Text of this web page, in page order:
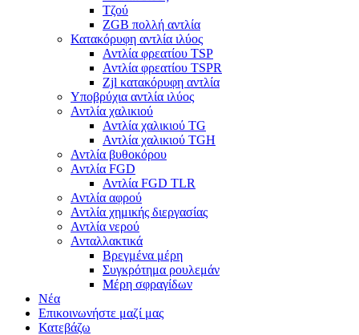
Τζού
ZGB πολλή αντλία
Κατακόρυφη αντλία ιλύος
Αντλία φρεατίου TSP
Αντλία φρεατίου TSPR
Zjl κατακόρυφη αντλία
Υποβρύχια αντλία ιλύος
Αντλία χαλικιού
Αντλία χαλικιού TG
Αντλία χαλικιού TGH
Αντλία βυθοκόρου
Αντλία FGD
Αντλία FGD TLR
Αντλία αφρού
Αντλία χημικής διεργασίας
Αντλία νερού
Ανταλλακτικά
Βρεγμένα μέρη
Συγκρότημα ρουλεμάν
Μέρη σφραγίδων
Νέα
Επικοινωνήστε μαζί μας
Κατεβάζω